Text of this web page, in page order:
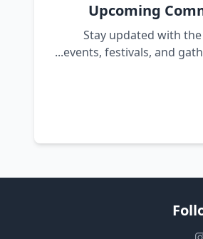
Upcoming
Stay updated with
events, festivals, and